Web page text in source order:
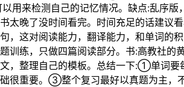
用来检测自己的记忆情况。缺点:乱序
太晚了没时间看完。时间充足的话建议
，这对阅读能力，翻译能力，和单词的
训练，只做四篇阅读部分。书:高教社
，整理自己的模板。总结一下:①单词
很重要。③整个复习最好以真题为主，